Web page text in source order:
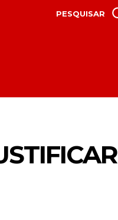
PESQUISAR